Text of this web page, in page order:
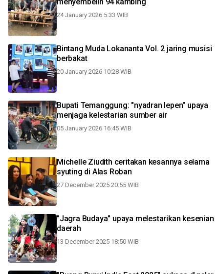
24 January 2026 5:33 WIB
Bintang Muda Lokananta Vol. 2 jaring musisi
berbakat
20 January 2026 10:28 WIB
Bupati Temanggung: "nyadran lepen" upaya
menjaga kelestarian sumber air
05 January 2026 16:45 WIB
Michelle Ziudith ceritakan kesannya selama
syuting di Alas Roban
27 December 2025 20:55 WIB
"Jagra Budaya" upaya melestarikan kesenian
daerah
13 December 2025 18:50 WIB